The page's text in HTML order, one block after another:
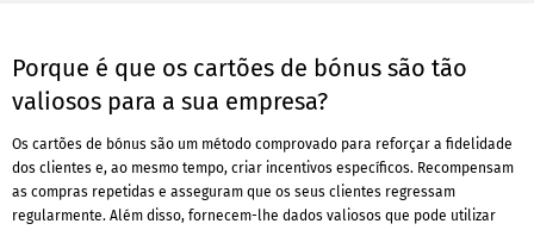
Porque é que os cartões de bónus são tão
valiosos para a sua empresa?
Os cartões de bónus são um método comprovado para reforçar a fidelidade
dos clientes e, ao mesmo tempo, criar incentivos específicos. Recompensam
as compras repetidas e asseguram que os seus clientes regressam
regularmente. Além disso, fornecem-lhe dados valiosos que pode utilizar